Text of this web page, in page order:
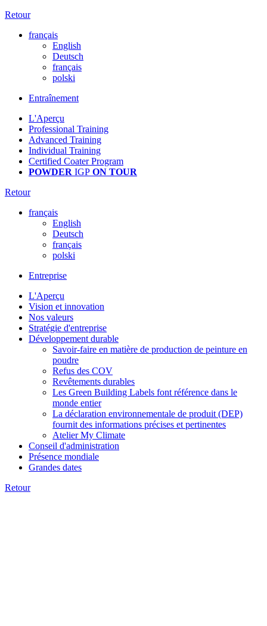
Retour
français
English
Deutsch
français
polski
Entraînement
L'Aperçu
Professional Training
Advanced Training
Individual Training
Certified Coater Program
POWDER IGP ON TOUR
Retour
français
English
Deutsch
français
polski
Entreprise
L'Aperçu
Vision et innovation
Nos valeurs
Stratégie d'entreprise
Développement durable
Savoir-faire en matière de production de peinture en
poudre
Refus des COV
Revêtements durables
Les Green Building Labels font référence dans le
monde entier
La déclaration environnementale de produit (DEP)
fournit des informations précises et pertinentes
Atelier My Climate
Conseil d'administration
Présence mondiale
Grandes dates
Retour